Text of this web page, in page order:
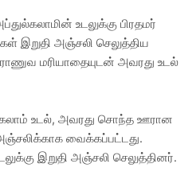
உடலுக்கு பிரதமர்
இறுதி அஞ்சலி செலுத்திய
மரியாதையுடன் அவரது உடல்
உடல், அவரது சொந்த ஊரான
வைக்கப்பட்டது.
இறுதி அஞ்சலி செலுத்தினர்.